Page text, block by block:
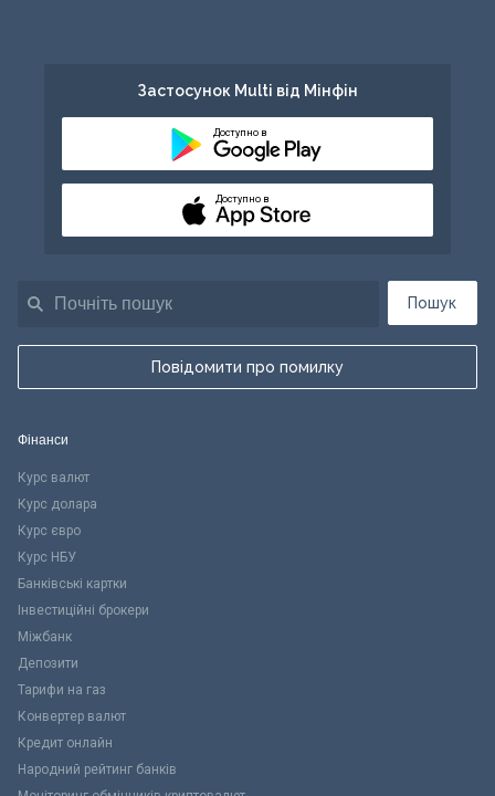
Пошук
Повідомити про помилку
Застосунок Multi від Мінфін
Доступно в
Доступно в
Фінанси
Курс валют
Курс долара
Курс євро
Курс НБУ
Банківські картки
Інвестиційні брокери
Міжбанк
Депозити
Тарифи на газ
Конвертер валют
Кредит онлайн
Народний рейтинг банків